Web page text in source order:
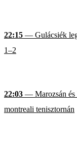
22:15 — Gulácsiék
1–2
22:03 — Marozsán és
montreali tenisztornán